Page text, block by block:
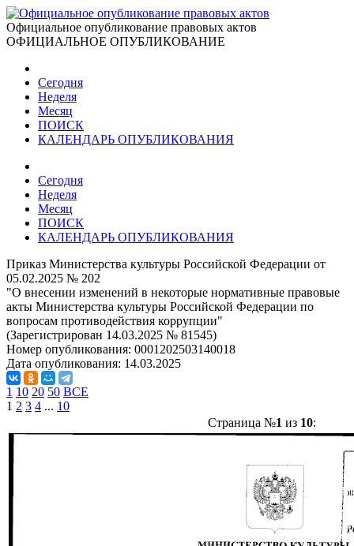
Официальное опубликование правовых актов
ОФИЦИАЛЬНОЕ ОПУБЛИКОВАНИЕ
Сегодня
Неделя
Месяц
ПОИСК
КАЛЕНДАРЬ ОПУБЛИКОВАНИЯ
Сегодня
Неделя
Месяц
ПОИСК
КАЛЕНДАРЬ ОПУБЛИКОВАНИЯ
Приказ Министерства культуры Российской Федерации от
05.02.2025 № 202
"О внесении изменений в некоторые нормативные правовые
акты Министерства культуры Российской Федерации по
вопросам противодействия коррупции"
(Зарегистрирован 14.03.2025 № 81545)
Номер опубликования: 0001202503140018
Дата опубликования: 14.03.2025
1 10 20 50 ВСЕ
1 2 3 4 ... 10
Страница №1 из 10: